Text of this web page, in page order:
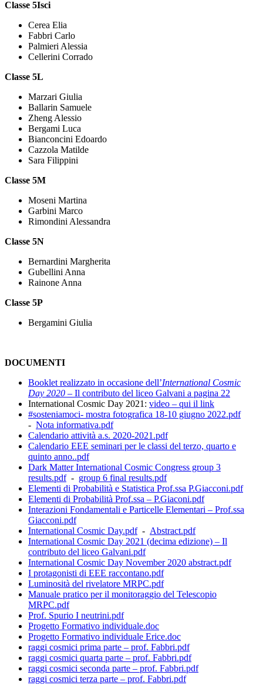
Classe 5Isci
Cerea Elia
Fabbri Carlo
Palmieri Alessia
Cellerini Corrado
Classe 5L
Marzari Giulia
Ballarin Samuele
Zheng Alessio
Bergami Luca
Bianconcini Edoardo
Cazzola Matilde
Sara Filippini
Classe 5M
Moseni Martina
Garbini Marco
Rimondini Alessandra
Classe 5N
Bernardini Margherita
Gubellini Anna
Rainone Anna
Classe 5P
Bergamini Giulia
DOCUMENTI
Booklet realizzato in occasione dell’International Cosmic
Day 2020 – Il contributo del liceo Galvani a pagina 22
International Cosmic Day 2021: video – qui il link
#sosteniamoci- mostra fotografica 18-10 giugno 2022.pdf
- Nota informativa.pdf
Calendario attività a.s. 2020-2021.pdf
Calendario EEE seminari per le classi del terzo, quarto e
quinto anno..pdf
Dark Matter International Cosmic Congress group 3
results.pdf- group 6 final results.pdf
Elementi di Probabilità e Statistica Prof.ssa P.Giacconi.pdf
Elementi di Probabilità Prof.ssa – P.Giaconi.pdf
Interazioni Fondamentali e Particelle Elementari – Prof.ssa
Giacconi.pdf
International Cosmic Day.pdf- Abstract.pdf
International Cosmic Day 2021 (decima edizione) – Il
contributo del liceo Galvani.pdf
International Cosmic Day November 2020 abstract.pdf
I protagonisti di EEE raccontano.pdf
Luminosità del rivelatore MRPC.pdf
Manuale pratico per il monitoraggio del Telescopio
MRPC.pdf
Prof. Spurio I neutrini.pdf
Progetto Formativo individuale.doc
Progetto Formativo individuale Erice.doc
raggi cosmici prima parte – prof. Fabbri.pdf
raggi cosmici quarta parte – prof. Fabbri.pdf
raggi cosmici seconda parte – prof. Fabbri.pdf
raggi cosmici terza parte – prof. Fabbri.pdf